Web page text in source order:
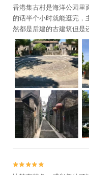
香港集古村是海洋公园里
的话半个小时就能逛完，
然都是后建的古建筑但是

